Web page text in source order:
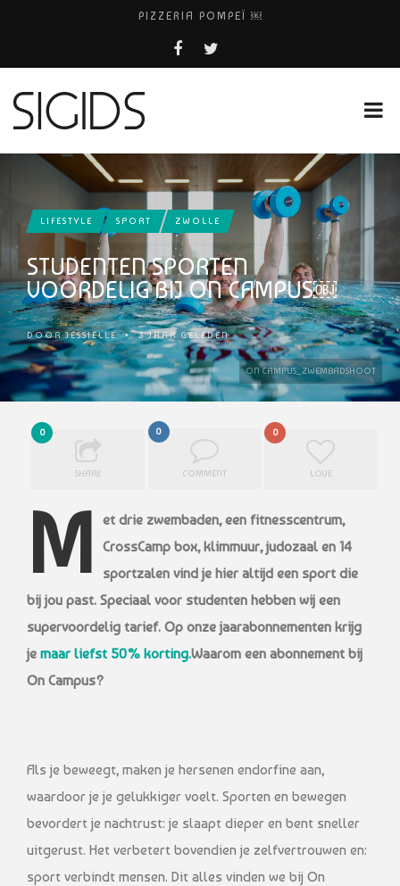
PIZZERIA POMPEÏ ￼
BELEEF DE MAGIE VAN FILM BIJ KINEPOLIS
FIETS WEG? BEL FIETSDEPOT AMSTERDAM!
ON CAMPUS_ZWEMBADSHOOT
LIFESTYLE SPORT ZWOLLE
STUDENTEN SPORTEN
VOORDELIG BIJ ON CAMPUS￼
DOORJESSIELLE •3 JAAR GELEDEN
0
SHARE
0
COMMENT
0
LOVE
M
et drie zwembaden, een fitnesscentrum,
CrossCamp box, klimmuur, judozaal en 14
sportzalen vind je hier altijd een sport die
bij jou past. Speciaal voor studenten hebben wij een
supervoordelig tarief. Op onze jaarabonnementen krijg
je maar liefst 50% korting.Waarom een abonnement bij
On Campus?
Als je beweegt, maken je hersenen endorfine aan,
waardoor je je gelukkiger voelt. Sporten en bewegen
bevordert je nachtrust: je slaapt dieper en bent sneller
uitgerust. Het verbetert bovendien je zelfvertrouwen en:
sport verbindt mensen. Dit alles vinden we bij On